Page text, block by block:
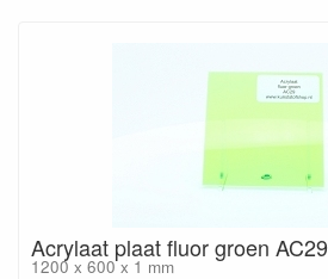
Acrylaat plaat fluor groen AC29
1200 x 600 x 1 mm